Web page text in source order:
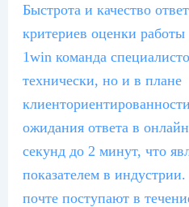
Быстрота и качество
критериев оценки
1win команда
технически, но и в плане
ожидания ответа в
секунд до 2 минут, что
показателем в
почте поступают в